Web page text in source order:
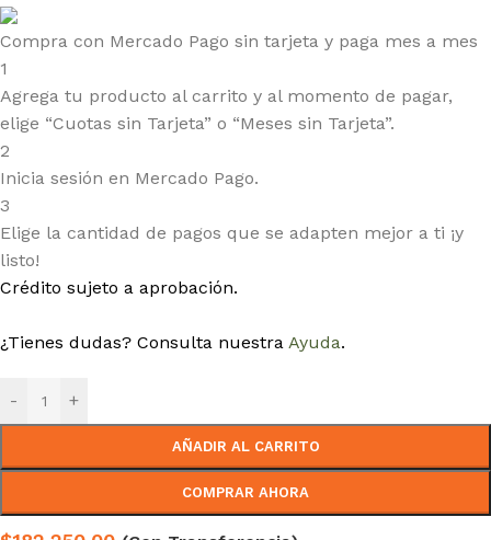
Compra con Mercado Pago sin tarjeta y paga mes a mes
1
Agrega tu producto al carrito y al momento de pagar,
elige “Cuotas sin Tarjeta” o “Meses sin Tarjeta”.
2
Inicia sesión en Mercado Pago.
3
Elige la cantidad de pagos que se adapten mejor a ti ¡y
listo!
Crédito sujeto a aprobación.
¿Tienes dudas? Consulta nuestra Ayuda.
- +
AÑADIR AL CARRITO
COMPRAR AHORA